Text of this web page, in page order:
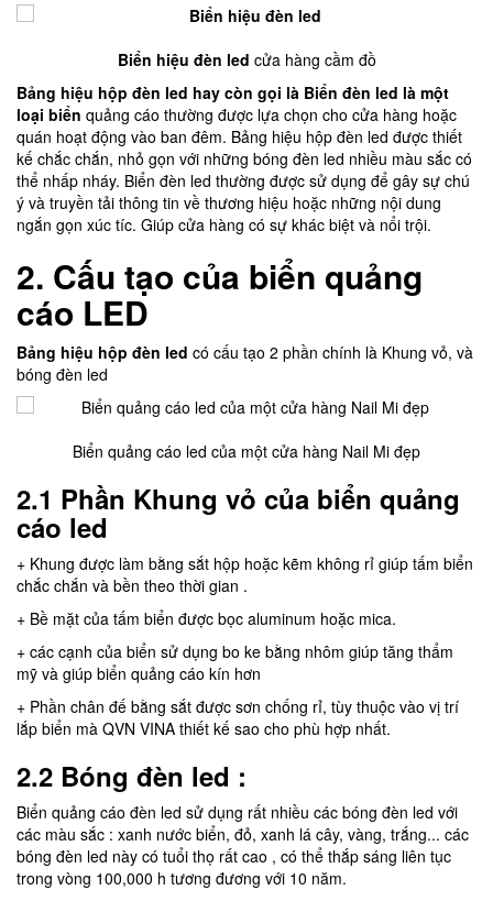
Biển hiệu đèn led cửa hàng cầm đồ
Bảng hiệu hộp đèn led hay còn gọi là Biển đèn led là một
loại biển quảng cáo thường được lựa chọn cho cửa hàng hoặc
quán hoạt động vào ban đêm. Bảng hiệu hộp đèn led được thiết
kế chắc chắn, nhỏ gọn với những bóng đèn led nhiều màu sắc có
thể nhấp nháy. Biển đèn led thường được sử dụng để gây sự chú
ý và truyền tải thông tin về thương hiệu hoặc những nội dung
ngắn gọn xúc tíc. Giúp cửa hàng có sự khác biệt và nổi trội.
2. Cấu tạo của biển quảng
cáo LED
Bảng hiệu hộp đèn led có cấu tạo 2 phần chính là Khung vỏ, và
bóng đèn led
Biển quảng cáo led của một cửa hàng Nail Mi đẹp
2.1 Phần Khung vỏ của biển quảng
cáo led
+ Khung được làm bằng sắt hộp hoặc kẽm không rỉ giúp tấm biển
chắc chắn và bền theo thời gian .
+ Bề mặt của tấm biển được bọc aluminum hoặc mica.
+ các cạnh của biển sử dụng bo ke bằng nhôm giúp tăng thẩm
mỹ và giúp biển quảng cáo kín hơn
+ Phần chân đế bằng sắt được sơn chống rỉ, tùy thuộc vào vị trí
lắp biển mà QVN VINA thiết kế sao cho phù hợp nhất.
2.2 Bóng đèn led :
Biển quảng cáo đèn led sử dụng rất nhiều các bóng đèn led với
các màu sắc : xanh nước biển, đỏ, xanh lá cây, vàng, trắng... các
bóng đèn led này có tuổi thọ rất cao , có thể thắp sáng liên tục
trong vòng 100,000 h tương đương với 10 năm.